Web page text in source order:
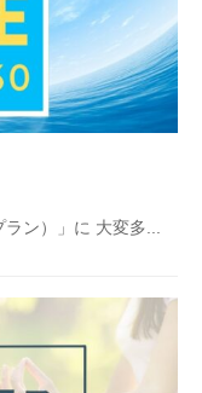
ン）」に 大変多...